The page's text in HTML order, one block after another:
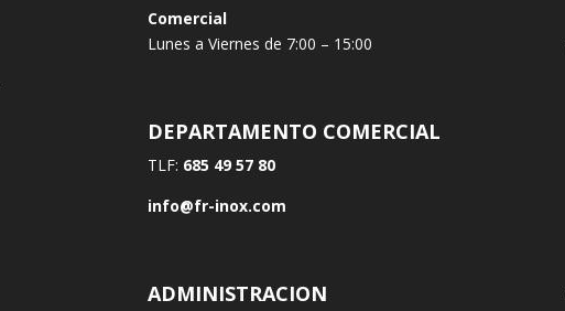
Comercial
Lunes a Viernes de 7:00 – 15:00
DEPARTAMENTO COMERCIAL
TLF: 685 49 57 80
info@fr-inox.com
ADMINISTRACION